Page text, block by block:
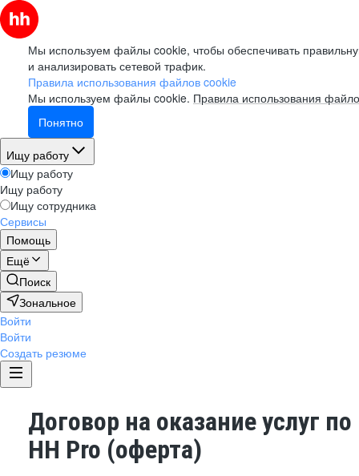
Мы используем файлы cookie, чтобы обеспечивать
и анализировать сетевой трафик.
Правила использования файлов cookie
Мы используем файлы cookie. Правила использования
Понятно
Ищу работу
Ищу работу
Ищу работу
Ищу сотрудника
Сервисы
Помощь
Ещё
Поиск
Зональное
Войти
Войти
Создать резюме
Договор на оказание услуг
HH Pro (оферта)